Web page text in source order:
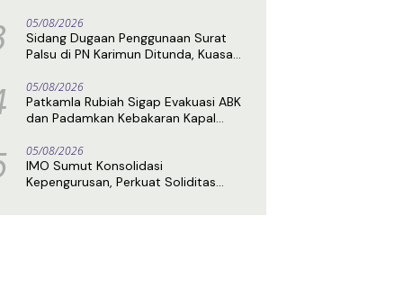
05/08/2026
Sidang Dugaan Penggunaan Surat
Palsu di PN Karimun Ditunda, Kuasa
05/08/2026
Patkamla Rubiah Sigap Evakuasi ABK
dan Padamkan Kebakaran Kapal
05/08/2026
IMO Sumut Konsolidasi
Kepengurusan, Perkuat Soliditas